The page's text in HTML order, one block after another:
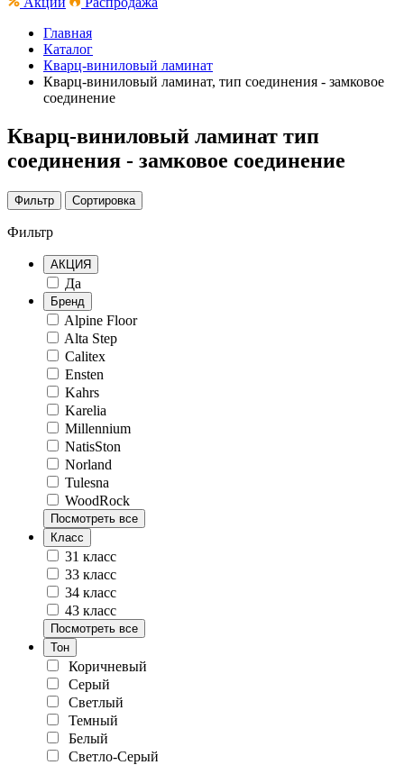
Главная
Каталог
Кварц-виниловый ламинат
Кварц-виниловый ламинат, тип соединения - замковое
соединение
Кварц-виниловый ламинат тип
соединения - замковое соединение
Фильтр Сортировка
Фильтр
АКЦИЯ
Да
Бренд
Alpine Floor
Alta Step
Calitex
Ensten
Kahrs
Karelia
Millennium
NatisSton
Norland
Tulesna
WoodRock
Посмотреть все
Класс
31 класс
33 класс
34 класс
43 класс
Посмотреть все
Тон
Коричневый
Серый
Светлый
Темный
Белый
Светло-Серый